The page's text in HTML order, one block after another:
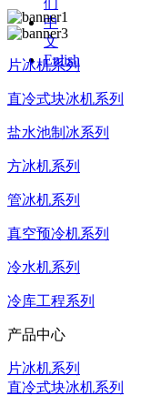
们
中
文
Enlish
片冰机系列
直冷式块冰机系列
盐水池制冰系列
方冰机系列
管冰机系列
真空预冷机系列
冷水机系列
冷库工程系列
产品中心
片冰机系列
直冷式块冰机系列